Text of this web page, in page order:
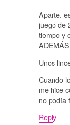
Aparte,
juego de
tiempo y
Unos
Cuando
me hice
no podía
Reply